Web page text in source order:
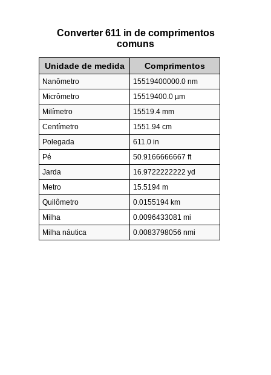
Converter 611 in de comprimentos
comuns
Unidade de medida Comprimentos
Nanômetro
15519400000.0 nm
Micrômetro
15519400.0 µm
Milímetro
15519.4 mm
Centímetro
1551.94 cm
Polegada
611.0 in
Pé
50.9166666667 ft
Jarda
16.9722222222 yd
Metro
15.5194 m
Quilômetro
0.0155194 km
Milha
0.0096433081 mi
Milha náutica
0.0083798056 nmi